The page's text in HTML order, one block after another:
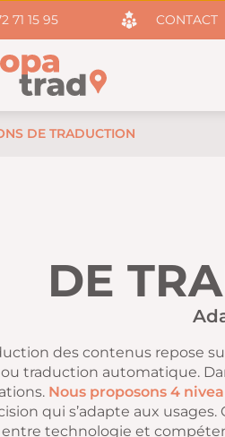
71 15 95 CONTACT
DE TRADUCTION
DE
des contenus repose
ou traduction automatique.
Nous proposons 4
qui s’adapte aux
entre technologie et